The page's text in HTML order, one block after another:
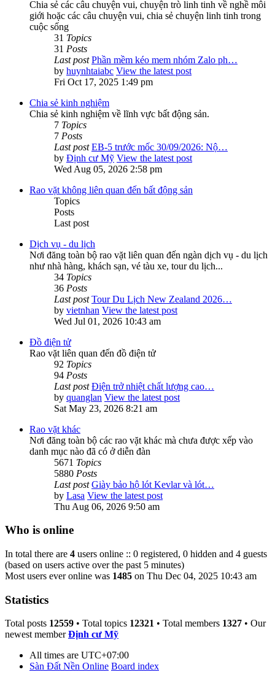
Chia sẻ các câu chuyện vui, chuyện trò linh tinh về nghề môi
giới hoặc các câu chuyện vui, chia sẻ chuyện linh tinh trong
cuộc sống
31 Topics
31 Posts
Last post Phần mềm kéo mem nhóm Zalo ph…
by huynhtaiabc View the latest post
Fri Oct 17, 2025 1:49 pm
Chia sẻ kinh nghiệm
Chia sẻ kinh nghiệm về lĩnh vực bất động sản.
7 Topics
7 Posts
Last post EB-5 trước mốc 30/09/2026: Nộ…
by Định cư Mỹ View the latest post
Wed Aug 05, 2026 2:58 pm
Rao vặt không liên quan đến bất động sản
Topics
Posts
Last post
Dịch vụ - du lịch
Nơi đăng toàn bộ rao vặt liên quan đến ngàn dịch vụ - du lịch
như nhà hàng, khách sạn, vé tàu xe, tour du lịch...
34 Topics
36 Posts
Last post Tour Du Lịch New Zealand 2026…
by vietnhan View the latest post
Wed Jul 01, 2026 10:43 am
Đồ điện tử
Rao vặt liên quan đến đồ điện tử
92 Topics
94 Posts
Last post Điện trở nhiệt chất lượng cao…
by quanglan View the latest post
Sat May 23, 2026 8:21 am
Rao vặt khác
Nơi đăng toàn bộ các rao vặt khác mà chưa được xếp vào
danh mục nào đã có ở diễn đàn
5671 Topics
5880 Posts
Last post Giày bảo hộ lót Kevlar và lót…
by Lasa View the latest post
Thu Aug 06, 2026 9:50 am
Who is online
In total there are 4 users online :: 0 registered, 0 hidden and 4 guests
(based on users active over the past 5 minutes)
Most users ever online was 1485 on Thu Dec 04, 2025 10:43 am
Statistics
Total posts 12559 • Total topics 12321 • Total members 1327 • Our
newest memberĐịnh cư Mỹ
All times are UTC+07:00
Sàn Đất Nền Online Board index